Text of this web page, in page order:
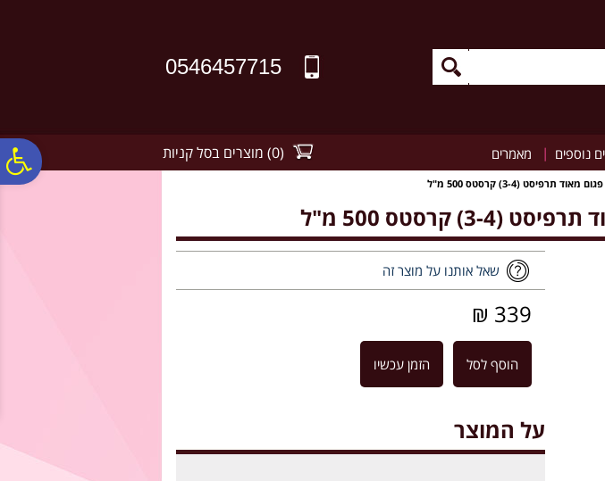
0546457715
נוספים | מאמרים (
0
) מוצרים בסל קניות
תרפיסט (3-4) קרסטס 500 מ"ל
קרסטס 500 מ"ל
שאל אותנו על מוצר זה
339 ₪
הוסף לסל הזמן עכשיו
על המוצר